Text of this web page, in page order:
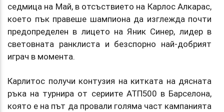
седмица на Май, в отсъствието на Карлос Алкарас,
което пък правеше шампиона да изглежда почти
предопределен в лицето на Яник Синер, лидер в
световната ранклиста и безспорно най-добрият
играч в момента.
Карлитос получи контузия на китката на дясната
ръка на турнира от сериите АТП500 в Барселона,
която е на път да провали голяма част кампанията